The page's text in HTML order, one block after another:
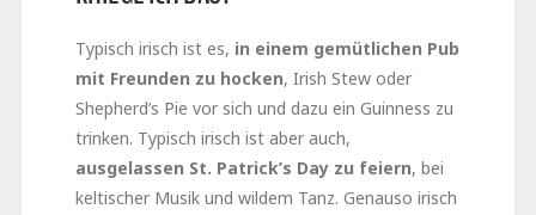
Typisch irisch ist es, in einem gemütlichen Pub
mit Freunden zu hocken, Irish Stew oder
Shepherd’s Pie vor sich und dazu ein Guinness zu
trinken. Typisch irisch ist aber auch,
ausgelassen St. Patrick’s Day zu feiern, bei
keltischer Musik und wildem Tanz. Genauso irisch